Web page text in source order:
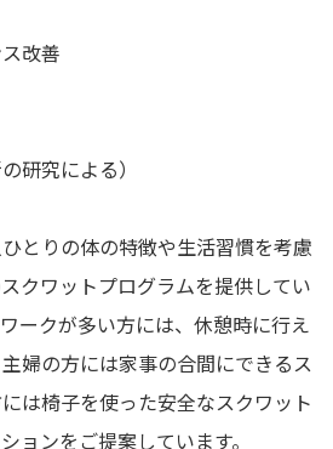
改善
研究による）
とりの体の特徴や生活習慣を考慮
クワットプログラムを提供してい
ークが多い方には、休憩時に行え
婦の方には家事の合間にできるス
は椅子を使った安全なスクワット
ョンをご提案しています。